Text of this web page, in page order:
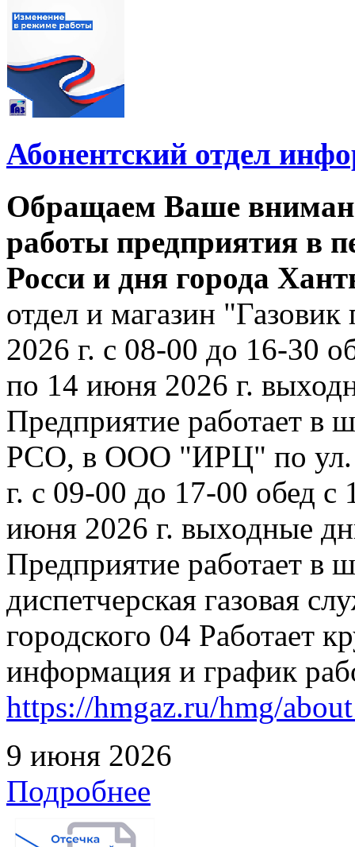
Абонентский отдел
Обращаем Ваше
работы предприятия в
Росси и дня города
отдел и магазин
2026 г. с 08-00 до 16-30
по 14 июня 2026 г.
Предприятие работает в
РСО, в ООО "ИРЦ" по ул.
г. с 09-00 до 17-00 обед
июня 2026 г. выходные
Предприятие работает в
диспетчерская газовая
городского 04 Работает
информация и график
https://hmgaz.ru/hmg/
9 июня 2026
Подробнее